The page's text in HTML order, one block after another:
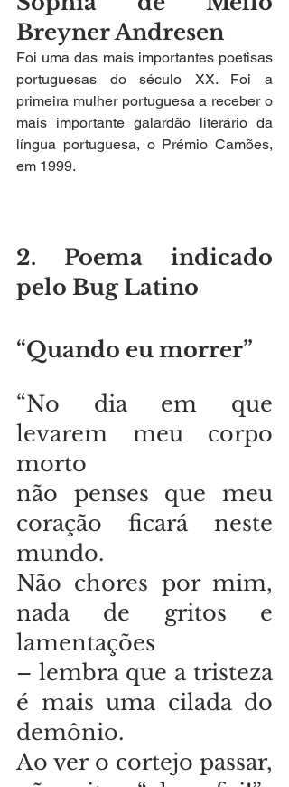
Breyner Andresen
Foi uma das mais importantes poetisas
portuguesas do século XX. Foi a
primeira mulher portuguesa a receber o
mais importante galardão literário da
língua portuguesa, o Prémio Camões,
em 1999.
2. Poema indicado
pelo Bug Latino
“Quando eu morrer”
“No dia em que
levarem meu corpo
morto
não penses que meu
coração ficará neste
mundo.
Não chores por mim,
nada de gritos e
lamentações
– lembra que a tristeza
é mais uma cilada do
demônio.
Ao ver o cortejo passar,